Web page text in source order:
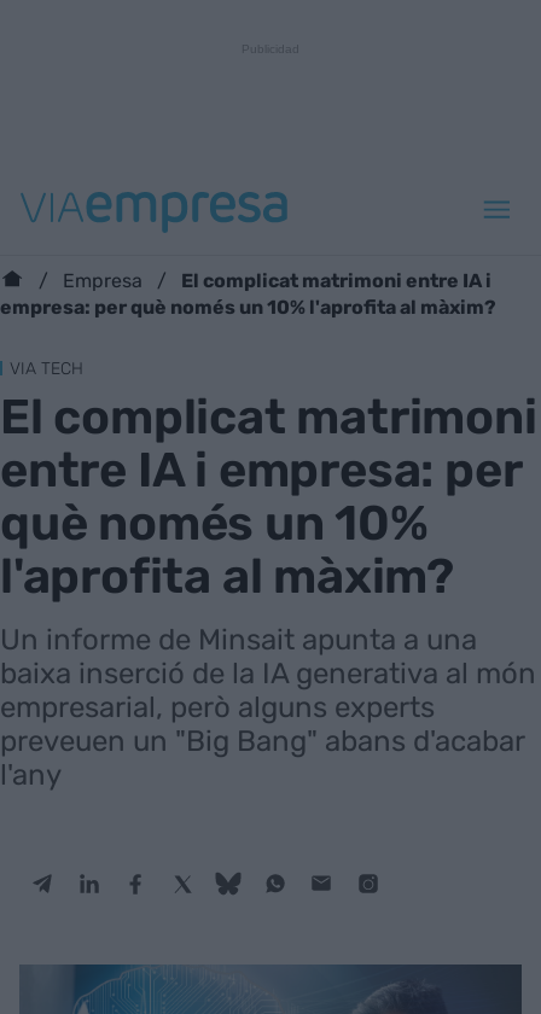
Empresa
El complicat matrimoni entre IA i
empresa: per què només un 10% l'aprofita al màxim?
VIA TECH
El complicat matrimoni
entre IA i empresa: per
què només un 10%
l'aprofita al màxim?
Un informe de Minsait apunta a una
baixa inserció de la IA generativa al món
empresarial, però alguns experts
preveuen un "Big Bang" abans d'acabar
l'any